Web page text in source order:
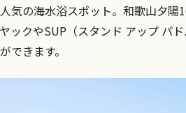
気の海水浴スポット。和歌山夕
ックやSUP（スタンド アップ パ
できます。